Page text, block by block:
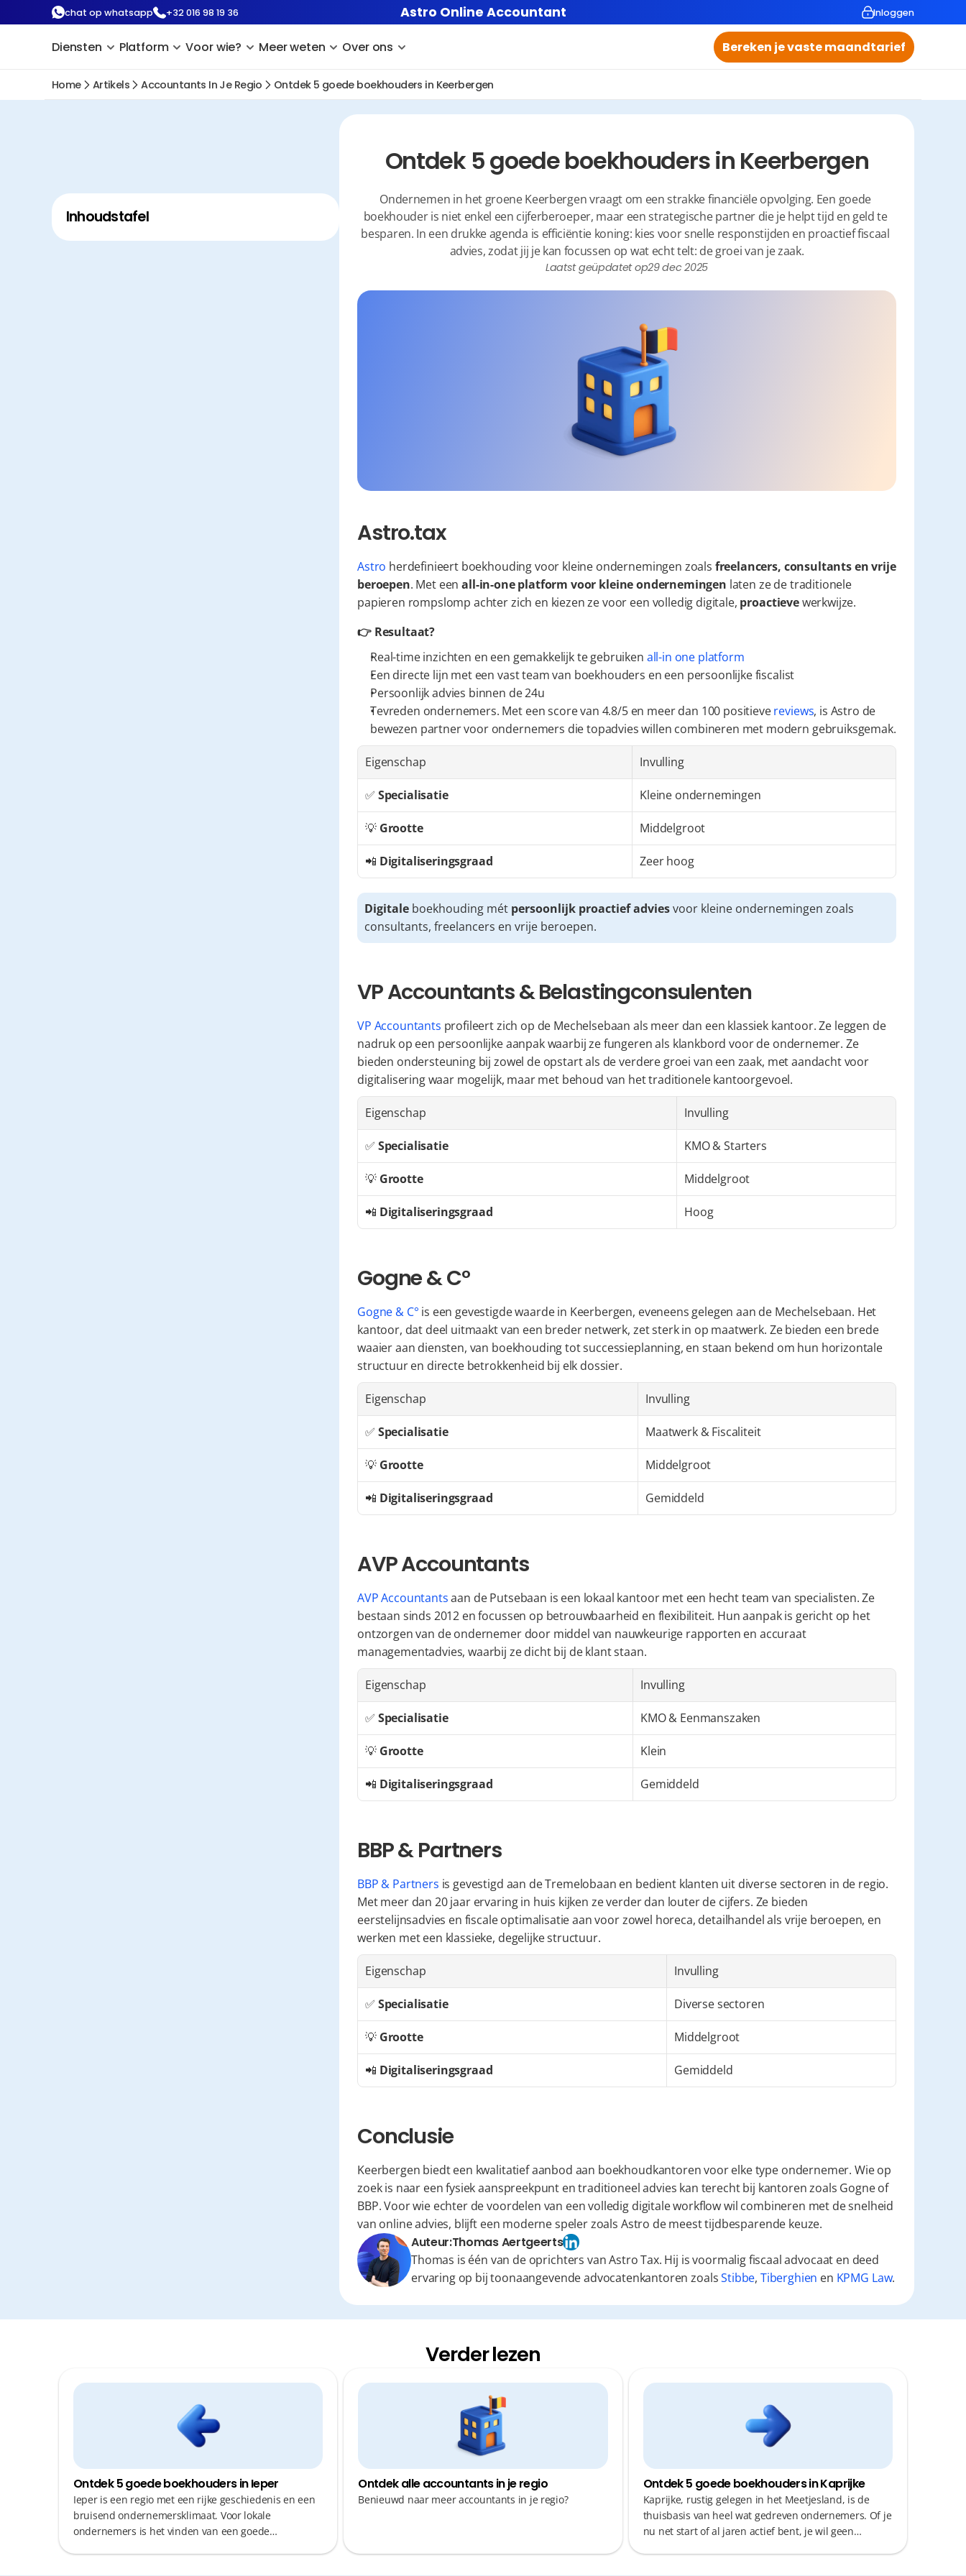
chat op whatsapp +32 016 98 19 36 Astro Online Accountant Inloggen
Diensten Platform Voor wie? Meer weten Over ons Bereken je vaste maandtarief
Home Artikels Accountants In Je Regio Ontdek 5 goede boekhouders in Keerbergen
Inhoudstafel
Ontdek 5 goede boekhouders in Keerbergen
Ondernemen in het groene Keerbergen vraagt om een strakke financiële opvolging. Een goede
boekhouder is niet enkel een cijferberoeper, maar een strategische partner die je helpt tijd en geld te
besparen. In een drukke agenda is efficiëntie koning: kies voor snelle responstijden en proactief fiscaal
advies, zodat jij je kan focussen op wat echt telt: de groei van je zaak.
Laatst geüpdatet op29 dec 2025
Astro.tax
Astro herdefinieert boekhouding voor kleine ondernemingen zoals freelancers, consultants en vrije
beroepen. Met een all-in-one platform voor kleine ondernemingen laten ze de traditionele
papieren rompslomp achter zich en kiezen ze voor een volledig digitale, proactieve werkwijze.
👉 Resultaat?
Real-time inzichten en een gemakkelijk te gebruiken all-in one platform
Een directe lijn met een vast team van boekhouders en een persoonlijke fiscalist
Persoonlijk advies binnen de 24u
Tevreden ondernemers. Met een score van 4.8/5 en meer dan 100 positieve reviews, is Astro de
bewezen partner voor ondernemers die topadvies willen combineren met modern gebruiksgemak.
Eigenschap Invulling
✅ Specialisatie Kleine ondernemingen
💡 Grootte Middelgroot
📲 Digitaliseringsgraad Zeer hoog
Digitale boekhouding mét persoonlijk proactief advies voor kleine ondernemingen zoals
consultants, freelancers en vrije beroepen.
VP Accountants & Belastingconsulenten
VP Accountants profileert zich op de Mechelsebaan als meer dan een klassiek kantoor. Ze leggen de
nadruk op een persoonlijke aanpak waarbij ze fungeren als klankbord voor de ondernemer. Ze
bieden ondersteuning bij zowel de opstart als de verdere groei van een zaak, met aandacht voor
digitalisering waar mogelijk, maar met behoud van het traditionele kantoorgevoel.
Eigenschap Invulling
✅ Specialisatie KMO & Starters
💡 Grootte Middelgroot
📲 Digitaliseringsgraad Hoog
Gogne & C°
Gogne & C° is een gevestigde waarde in Keerbergen, eveneens gelegen aan de Mechelsebaan. Het
kantoor, dat deel uitmaakt van een breder netwerk, zet sterk in op maatwerk. Ze bieden een brede
waaier aan diensten, van boekhouding tot successieplanning, en staan bekend om hun horizontale
structuur en directe betrokkenheid bij elk dossier.
Eigenschap Invulling
✅ Specialisatie Maatwerk & Fiscaliteit
💡 Grootte Middelgroot
📲 Digitaliseringsgraad Gemiddeld
AVP Accountants
AVP Accountants aan de Putsebaan is een lokaal kantoor met een hecht team van specialisten. Ze
bestaan sinds 2012 en focussen op betrouwbaarheid en flexibiliteit. Hun aanpak is gericht op het
ontzorgen van de ondernemer door middel van nauwkeurige rapporten en accuraat
managementadvies, waarbij ze dicht bij de klant staan.
Eigenschap Invulling
✅ Specialisatie KMO & Eenmanszaken
💡 Grootte Klein
📲 Digitaliseringsgraad Gemiddeld
BBP & Partners
BBP & Partners is gevestigd aan de Tremelobaan en bedient klanten uit diverse sectoren in de regio.
Met meer dan 20 jaar ervaring in huis kijken ze verder dan louter de cijfers. Ze bieden
eerstelijnsadvies en fiscale optimalisatie aan voor zowel horeca, detailhandel als vrije beroepen, en
werken met een klassieke, degelijke structuur.
Eigenschap Invulling
✅ Specialisatie Diverse sectoren
💡 Grootte Middelgroot
📲 Digitaliseringsgraad Gemiddeld
Conclusie
Keerbergen biedt een kwalitatief aanbod aan boekhoudkantoren voor elke type ondernemer. Wie op
zoek is naar een fysiek aanspreekpunt en traditioneel advies kan terecht bij kantoren zoals Gogne of
BBP. Voor wie echter de voordelen van een volledig digitale workflow wil combineren met de snelheid
van online advies, blijft een moderne speler zoals Astro de meest tijdbesparende keuze.
Auteur:Thomas Aertgeerts
Thomas is één van de oprichters van Astro Tax. Hij is voormalig fiscaal advocaat en deed
ervaring op bij toonaangevende advocatenkantoren zoalsStibbe, Tiberghien en KPMG Law.
Verder lezen
Ontdek 5 goede boekhouders in Ieper
Ieper is een regio met een rijke geschiedenis en een
bruisend ondernemersklimaat. Voor lokale
ondernemers is het vinden van een goede
Ontdek alle accountants in je regio
Benieuwd naar meer accountants in je regio?
Ontdek 5 goede boekhouders in Kaprijke
Kaprijke, rustig gelegen in het Meetjesland, is de
thuisbasis van heel wat gedreven ondernemers. Of je
nu net start of al jaren actief bent, je wil geen